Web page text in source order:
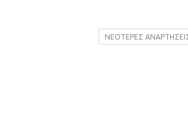
ΝΕΌΤΕΡΕΣ